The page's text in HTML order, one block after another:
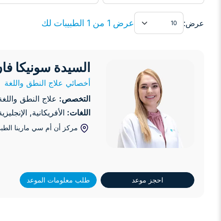
عرض:
عرض
عرض 1 من 1 الطبيبات لك
السيدة سونيكا فان دير ريت
السيدة سونيكا
أخصائي علاج النطق واللغة
التخصص: علاج النطق
اللغات: الأفريكانية,
مركز أن أم سي مارينا
احجز موعد طلب معلومات الموعد